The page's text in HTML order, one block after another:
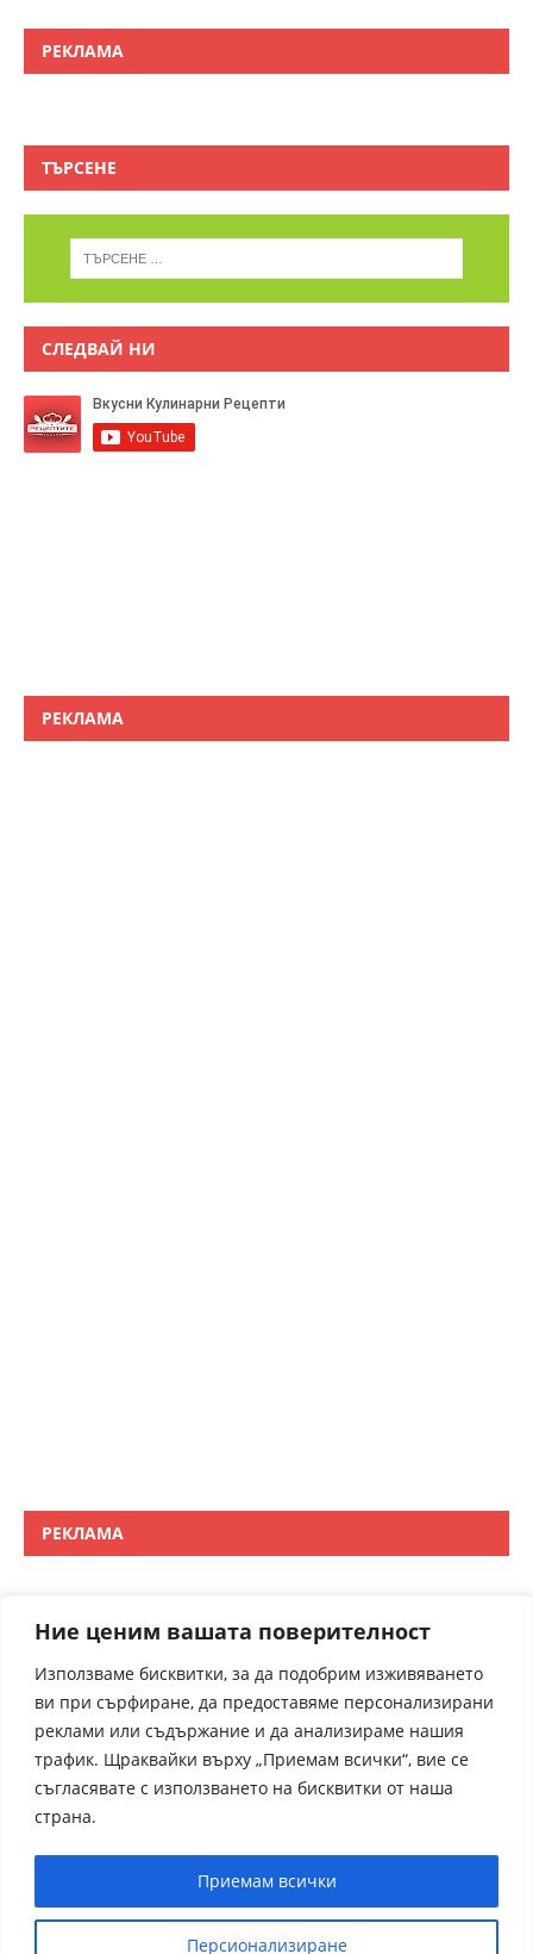
Ние ценим вашата поверителност
Използваме бисквитки, за да подобрим изживяването
ви при сърфиране, да предоставяме персонализирани
реклами или съдържание и да анализираме нашия
трафик. Щраквайки върху „Приемам всички“, вие се
съгласявате с използването на бисквитки от наша
страна.
Персионализиране
Приемам всички
РЕКЛАМА
ТЪРСЕНЕ
СЛЕДВАЙ НИ
РЕКЛАМА
РЕКЛАМА